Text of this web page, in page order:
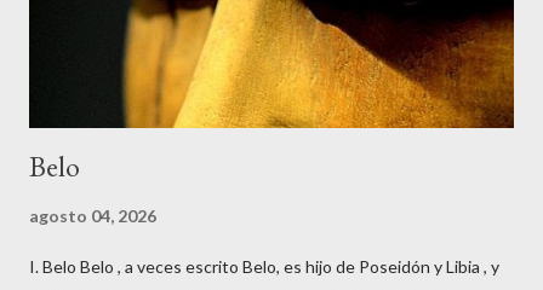
Belo
agosto 04, 2026
I. Belo Belo , a veces escrito Belo, es hijo de Poseidón y Libia , y